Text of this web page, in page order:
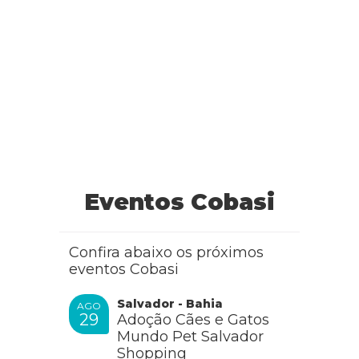
Eventos Cobasi
Confira abaixo os próximos
eventos Cobasi
AGO
29
Salvador - Bahia
Adoção Cães e Gatos
Mundo Pet Salvador
Shopping